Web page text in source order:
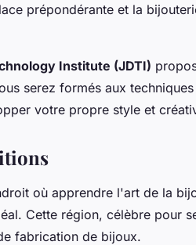
prépondérante et la
Institute (JDTI)
serez formés aux
votre propre style et
où apprendre l'art de la
Cette région, célèbre pour
fabrication de bijoux.